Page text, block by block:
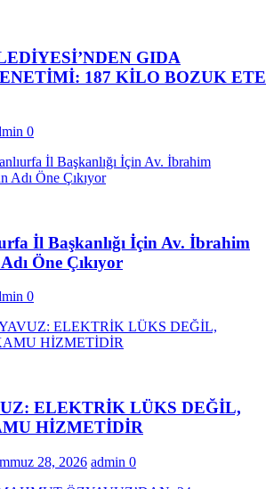
GIDA
187 KİLO BOZUK ETE
0
İl Başkanlığı İçin Av. İbrahim
Öne Çıkıyor
0
ELEKTRİK LÜKS DEĞİL,
HİZMETİDİR
28, 2026 admin 0